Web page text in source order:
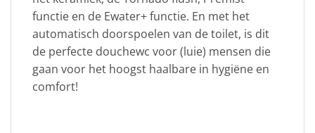
functie en de Ewater+ functie. En met het
automatisch doorspoelen van de toilet, is dit
de perfecte douchewc voor (luie) mensen die
gaan voor het hoogst haalbare in hygiëne en
comfort!